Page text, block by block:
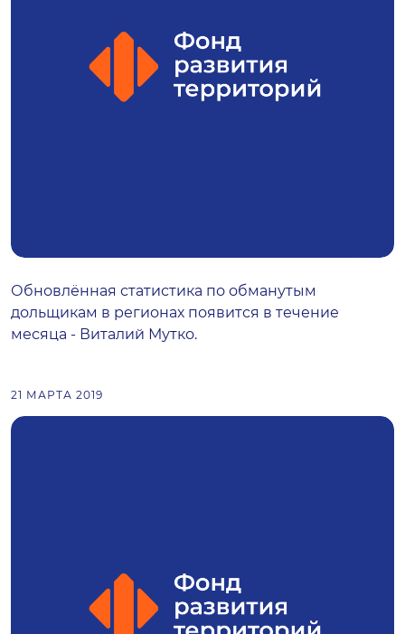
Обновлённая статистика по обманутым
дольщикам в регионах появится в течение
месяца - Виталий Мутко.
21 МАРТА 2019